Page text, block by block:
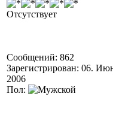
Отсутствует
Сообщений: 862
Зарегистрирован: 06.
2006
Пол: